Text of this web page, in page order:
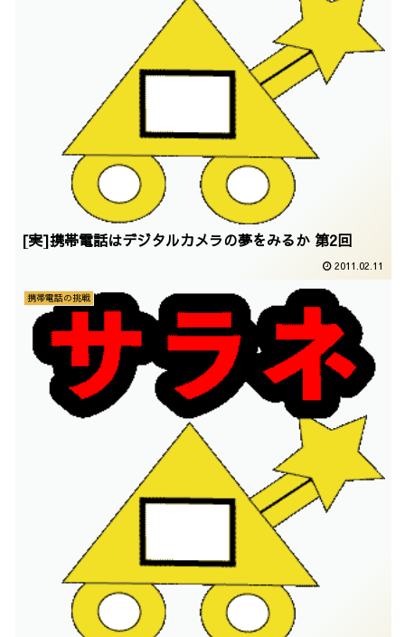
[実]携帯電話はデジタルカメラの夢をみるか 第2回
2011.02.11
携帯電話の挑戦